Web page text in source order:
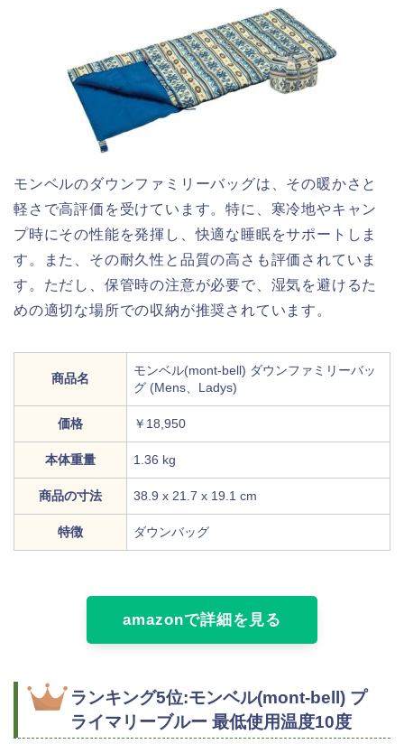
モンベルのダウンファミリーバッグは、その暖かさと
軽さで高評価を受けています。特に、寒冷地やキャン
プ時にその性能を発揮し、快適な睡眠をサポートしま
す。また、その耐久性と品質の高さも評価されていま
す。ただし、保管時の注意が必要で、湿気を避けるた
めの適切な場所での収納が推奨されています。
商品名
モンベル(mont-bell) ダウンファミリーバッ
グ (Mens、Ladys)
価格 ￥18,950
本体重量 1.36 kg
商品の寸法 ‎38.9 x 21.7 x 19.1 cm
特徴 ダウンバッグ
amazonで詳細を見る
ランキング5位:モンベル(mont-bell) プ
ライマリーブルー 最低使用温度10度